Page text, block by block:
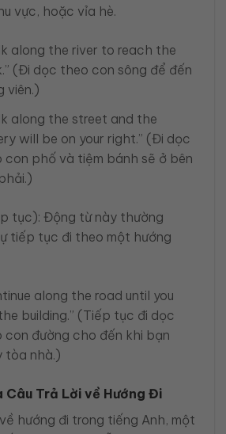
vực, hoặc vỉa hè.
along the river to reach the
(Đi dọc theo con sông để đến
viên.)
along the street and the
will be on your right.” (Đi dọc
con phố và tiệm bánh sẽ ở bên
tục): Động từ này thường
tiếp tục đi theo một hướng
along the road until you
building.” (Tiếp tục đi dọc
con đường cho đến khi bạn
tòa nhà.)
Câu Trả Lời về Hướng Đi
hướng đi trong tiếng Anh, một